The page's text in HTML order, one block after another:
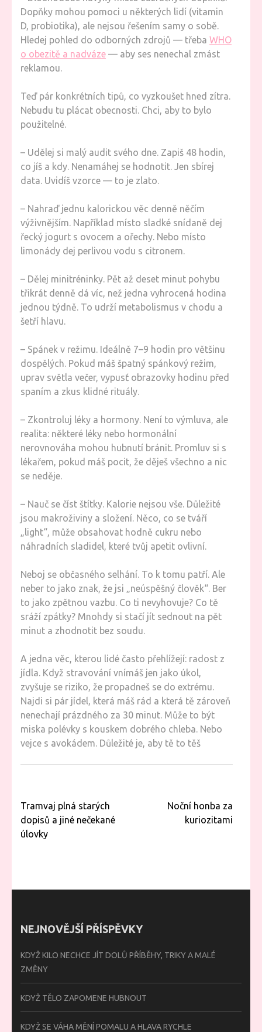
Dopňky mohou pomoci u některých lidí (vitamin
D, probiotika), ale nejsou řešením samy o sobě.
Hledej pohled do odborných zdrojů — třeba WHO
o obezitě a nadváze — aby ses nenechal zmást
reklamou.
Teď pár konkrétních tipů, co vyzkoušet hned zítra.
Nebudu tu plácat obecnosti. Chci, aby to bylo
použitelné.
– Udělej si malý audit svého dne. Zapiš 48 hodin,
co jíš a kdy. Nenamáhej se hodnotit. Jen sbírej
data. Uvidíš vzorce — to je zlato.
– Nahraď jednu kalorickou věc denně něčím
výživnějším. Například místo sladké snídaně dej
řecký jogurt s ovocem a ořechy. Nebo místo
limonády dej perlivou vodu s citronem.
– Dělej minitréninky. Pět až deset minut pohybu
třikrát denně dá víc, než jedna vyhrocená hodina
jednou týdně. To udrží metabolismus v chodu a
šetří hlavu.
– Spánek v režimu. Ideálně 7–9 hodin pro většinu
dospělých. Pokud máš špatný spánkový režim,
uprav světla večer, vypusť obrazovky hodinu před
spaním a zkus klidné rituály.
– Zkontroluj léky a hormony. Není to výmluva, ale
realita: některé léky nebo hormonální
nerovnováha mohou hubnutí bránit. Promluv si s
lékařem, pokud máš pocit, že děješ všechno a nic
se neděje.
– Nauč se číst štítky. Kalorie nejsou vše. Důležité
jsou makroživiny a složení. Něco, co se tváří
„light“, může obsahovat hodně cukru nebo
náhradních sladidel, které tvůj apetit ovlivní.
Neboj se občasného selhání. To k tomu patří. Ale
neber to jako znak, že jsi „neúspěšný člověk“. Ber
to jako zpětnou vazbu. Co ti nevyhovuje? Co tě
sráží zpátky? Mnohdy si stačí jít sednout na pět
minut a zhodnotit bez soudu.
A jedna věc, kterou lidé často přehlížejí: radost z
jídla. Když stravování vnímáš jen jako úkol,
zvyšuje se riziko, že propadneš se do extrému.
Najdi si pár jídel, která máš rád a která tě zároveň
nenechají prázdného za 30 minut. Může to být
miska polévky s kouskem dobrého chleba. Nebo
vejce s avokádem. Důležité je, aby tě to těš
Navigace
pro
příspěvek
Tramvaj plná starých
dopisů a jiné nečekané
úlovky
Noční honba za
kuriozitami
NEJNOVĚJŠÍ PŘÍSPĚVKY
KDYŽ KILO NECHCE JÍT DOLŮ PŘÍBĚHY, TRIKY A MALÉ
ZMĚNY
KDYŽ TĚLO ZAPOMENE HUBNOUT
KDYŽ SE VÁHA MĚNÍ POMALU A HLAVA RYCHLE